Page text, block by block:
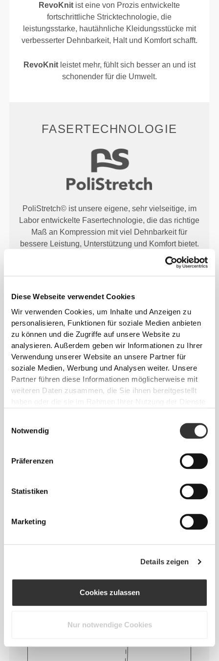
Diese Webseite verwendet Cookies
Wir verwenden Cookies, um Inhalte und Anzeigen zu
personalisieren, Funktionen für soziale Medien anbieten
zu können und die Zugriffe auf unsere Website zu
analysieren. Außerdem geben wir Informationen zu Ihrer
Verwendung unserer Website an unsere Partner für
soziale Medien, Werbung und Analysen weiter. Unsere
Partner führen diese Informationen möglicherweise mit
weiteren Daten zusammen, die Sie ihnen bereitgestellt
Notwendig
Präferenzen
Statistiken
Marketing
Details zeigen
Cookies zulassen
Nur notwendige Cookies
RevoKnit ist eine von Prozis entwickelte
fortschrittliche Stricktechnologie, die
leistungsstarke, hautähnliche Kleidungsstücke mit
verbesserter Dehnbarkeit, Halt und Komfort schafft.
RevoKnitleistet mehr, fühlt sich besser an und ist
schonender für die Umwelt.
FASERTECHNOLOGIE
PoliStretch© ist unsere eigene, sehr vielseitige, im
Labor entwickelte Fasertechnologie, die das richtige
Maß an Kompression mit viel Dehnbarkeit für
bessere Leistung, Unterstützung und Komfort bietet.
PoliStretch© hält dich trocken und kühl und bietet
UNSER ETIKETT IST DEIN
KOMFORT.
Unsere Kleidung steht für Komfort. Unsere
Eindruck auf unsere Kleidung: auf die nahtlose
Freiheit! Ohne eingenähtes Etikett wird das Tragen
TIPP ZUR PASSFORM